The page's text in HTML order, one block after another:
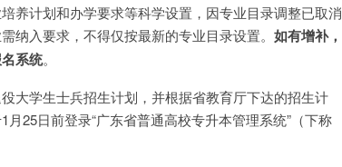
养计划和办学要求等科学设置，因专业目录调整已取消
纳入要求，不得仅按最新的专业目录设置。 如有增补，
系统。
大学生士兵招生计划，并根据省教育厅下达的招生计
25日前登录“广东省普通高校专升本管理系统”（下称